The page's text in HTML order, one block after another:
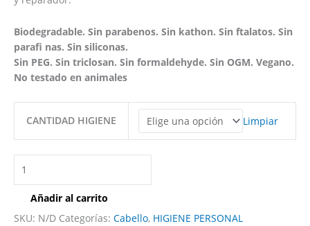
Biodegradable. Sin parabenos. Sin kathon. Sin ftalatos. Sin
parafi nas. Sin siliconas.
Sin PEG. Sin triclosan. Sin formaldehyde. Sin OGM. Vegano.
No testado en animales
CANTIDAD HIGIENE Limpiar
Añadir al carrito
SKU: N/D Categorías: Cabello, HIGIENE PERSONAL